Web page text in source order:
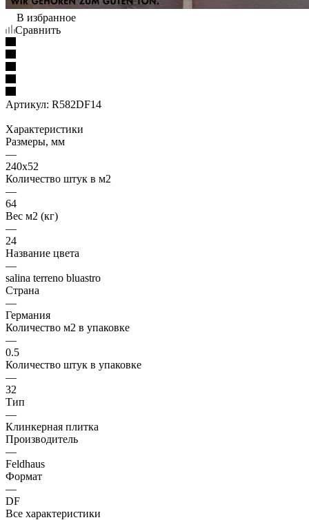
В избранное
Сравнить
Артикул: R582DF14
Характеристики
Размеры, мм
—
240x52
Количество штук в м2
—
64
Вес м2 (кг)
—
24
Название цвета
—
salina terreno bluastro
Страна
—
Германия
Количество м2 в упаковке
—
0.5
Количество штук в упаковке
—
32
Тип
—
Клинкерная плитка
Производитель
—
Feldhaus
Формат
—
DF
Все характеристики